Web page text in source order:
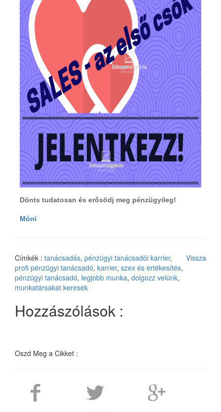
Dönts tudatosan és erősödj meg pénzügyileg!
Móni
Vissza
Címkék : tanácsadás, pénzügyi tanácsadói karrier,
profi pénzügyi tanácsadó, karrier, szex és értékesítés,
pénzügyi tanácsadó, legjobb munka, dolgozz velünk,
munkatársakat keresek
Hozzászólások :
Oszd Meg a Cikket :